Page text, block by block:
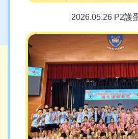
2026.05.26 P2護